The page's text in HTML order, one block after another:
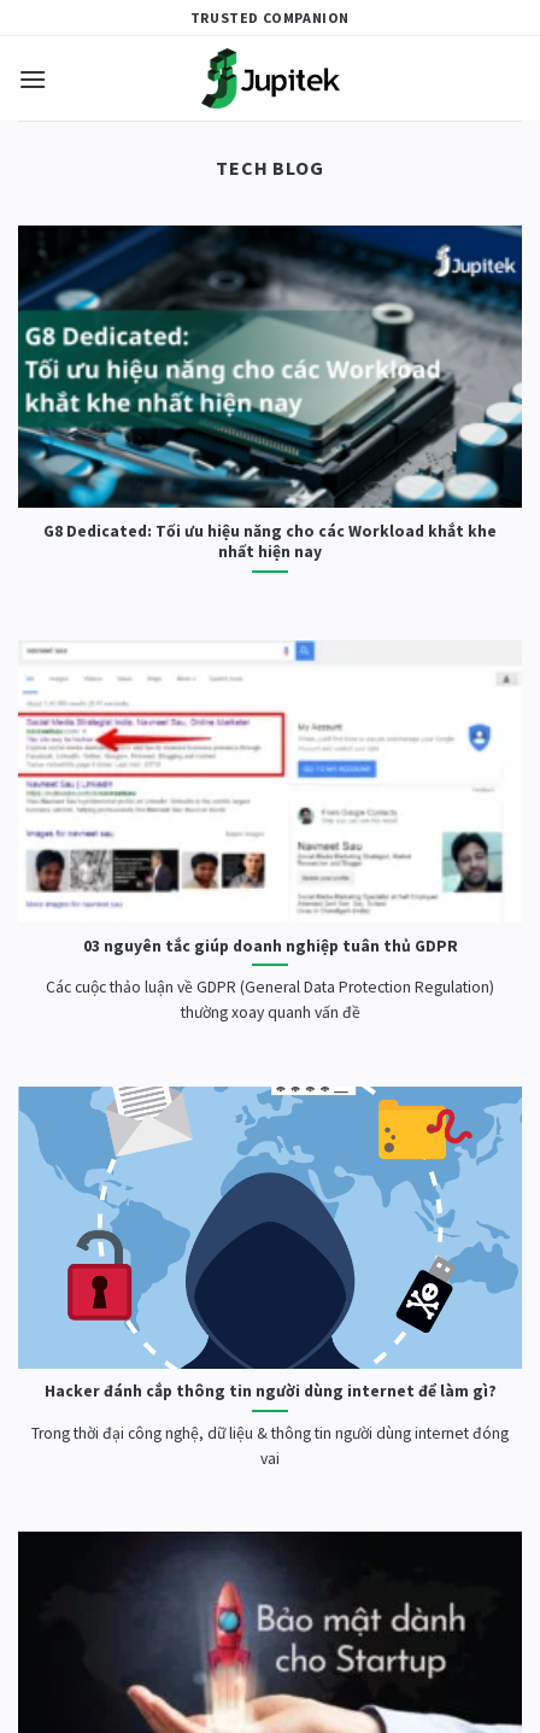
content
TRUSTED COMPANION
TECH BLOG
G8 Dedicated: Tối ưu hiệu năng cho các Workload khắt khe
nhất hiện nay
03 nguyên tắc giúp doanh nghiệp tuân thủ GDPR
Các cuộc thảo luận về GDPR (General Data Protection Regulation)
thường xoay quanh vấn đề
Hacker đánh cắp thông tin người dùng internet để làm gì?
Trong thời đại công nghệ, dữ liệu & thông tin người dùng internet đóng
vai